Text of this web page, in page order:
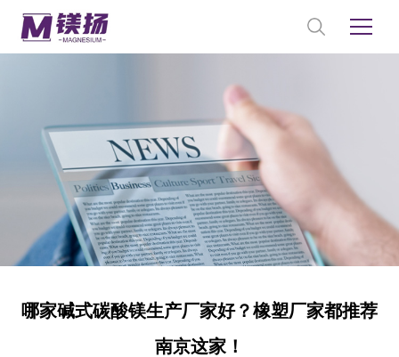
哪家碱式碳酸镁生产厂家好？橡塑厂家都推荐
南京这家！